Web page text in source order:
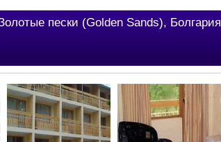
пески (Golden Sands), Болгария